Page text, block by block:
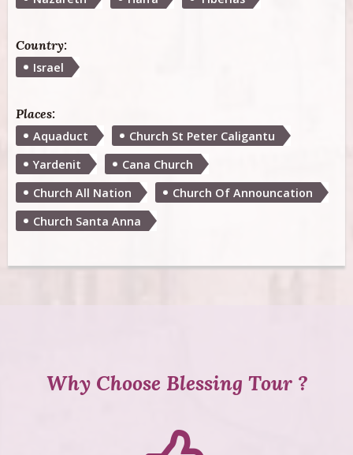
Country:
Israel
Places:
Aquaduct
Church St Peter Caligantu
Yardenit
Cana Church
Church All Nation
Church Of Announcation
Church Santa Anna
Why Choose Blessing Tour ?